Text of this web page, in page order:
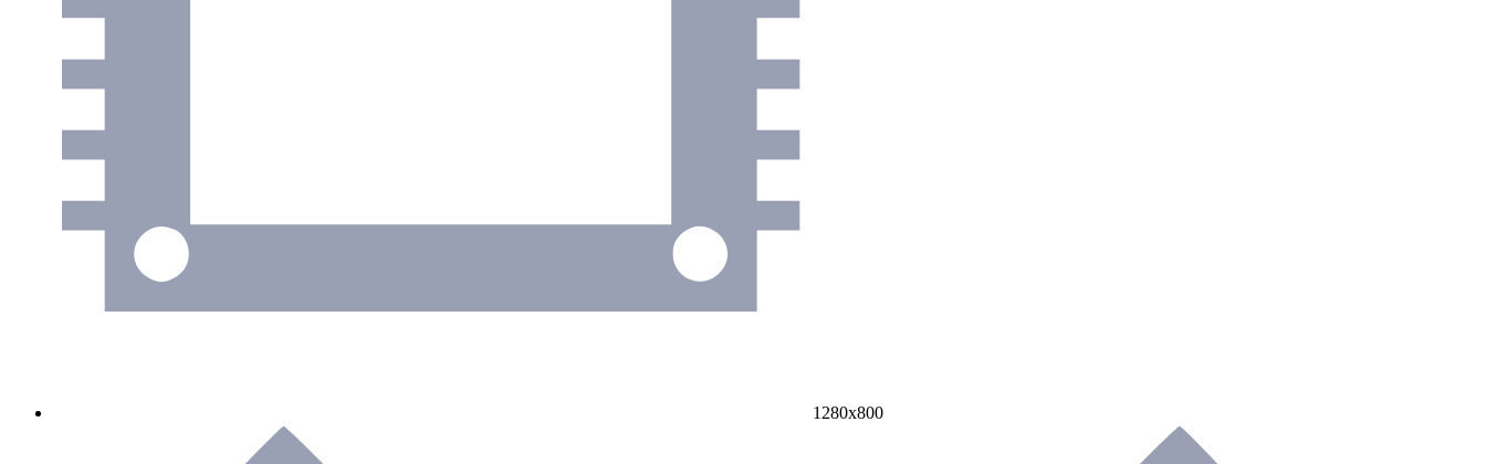
1280х800